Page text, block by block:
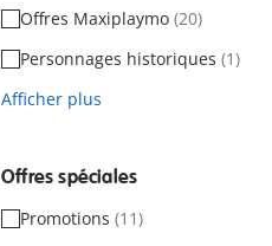
Offres Maxiplaymo (20)
Personnages historiques (1)
Afficher plus
Offres spéciales
Promotions (11)